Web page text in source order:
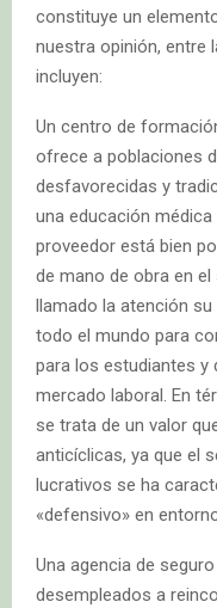
constituye un
nuestra opinión, entre
incluyen:
Un centro de
ofrece a poblaciones
desfavorecidas y
una educación
proveedor está bien
de mano de obra en
llamado la atención
todo el mundo para
para los estudiantes y
mercado laboral. En
se trata de un valor
anticíclicas, ya que el
lucrativos se ha
«defensivo» en
Una agencia de
desempleados a